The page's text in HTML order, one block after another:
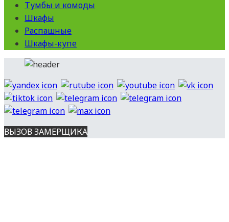
Тумбы и комоды
Шкафы
Распашные
Шкафы-купе
ВЫЗОВ ЗАМЕРЩИКА